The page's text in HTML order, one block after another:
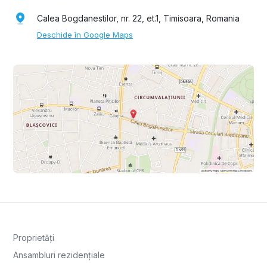
Calea Bogdanestilor, nr. 22, et.1, Timisoara, Romania
Deschide în Google Maps
Proprietăți
Ansambluri rezidențiale